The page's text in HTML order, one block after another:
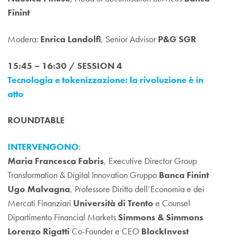
Finint
Modera: Enrica Landolfi, Senior Advisor P&G SGR
15:45 – 16:30 / SESSION 4
Tecnologia e tokenizzazione: la rivoluzione è in
atto
ROUNDTABLE
INTERVENGONO:
Maria Francesca Fabris, Executive Director Group
Transformation & Digital Innovation Gruppo Banca Finint
Ugo Malvagna, Professore Diritto dell’Economia e dei
Mercati Finanziari Università di Trento e Counsel
Dipartimento Financial Markets Simmons & Simmons
Lorenzo Rigatti Co-Founder e CEO BlockInvest